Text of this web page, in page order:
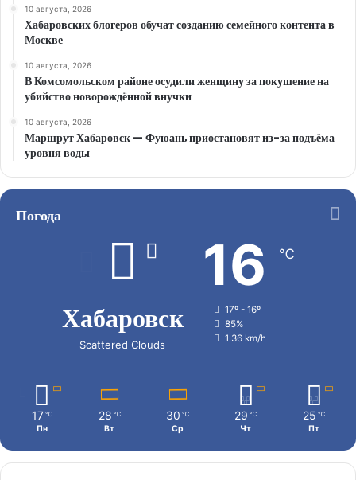
10 августа, 2026
Хабаровских блогеров обучат созданию семейного контента в
Москве
10 августа, 2026
В Комсомольском районе осудили женщину за покушение на
убийство новорождённой внучки
10 августа, 2026
Маршрут Хабаровск — Фуюань приостановят из-за подъёма
уровня воды
Погода
Хабаровск
Scattered Clouds
16 ℃
17º - 16º
85%
1.36 km/h
17 ℃
Пн
28 ℃
Вт
30 ℃
Ср
29 ℃
Чт
25 ℃
Пт